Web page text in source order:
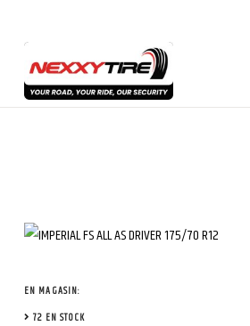
EN MAGASIN:
72 EN STOCK